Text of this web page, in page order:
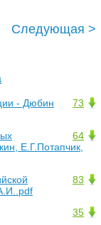
Следующая >
73
- Дюбин
64
Е.Г.Потапчик,
83
35